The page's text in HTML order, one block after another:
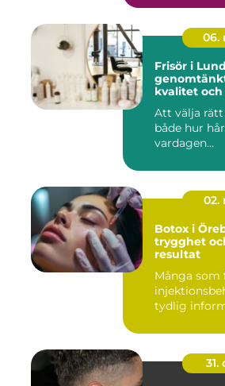
06.
Frisör i
kvalitet
Att välja rätt
både hur
vardagen...
02.
Botox i
trygghet
resultat
Många som
tydlig
31.